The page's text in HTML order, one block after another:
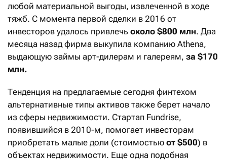
любой материальной выгоды, извлеченной в ходе
тяжб. С момента первой сделки в 2016 от
инвесторов удалось привлечь около $800 млн. Два
месяца назад фирма выкупила компанию Athena,
выдающую займы арт-дилерам и галереям, за $170
млн.
Тенденция на предлагаемые сегодня финтехом
альтернативные типы активов также берет начало
из сферы недвижимости. Стартап Fundrise,
появившийся в 2010-м, помогает инвесторам
приобретать малые доли (стоимостью от $500) в
объектах недвижимости. Еще одна подобная